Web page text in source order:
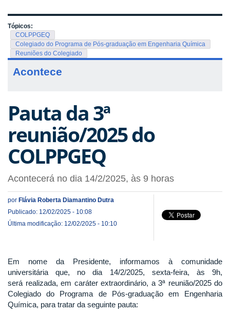
Tópicos:
COLPPGEQ
Colegiado do Programa de Pós-graduação em Engenharia Química
Reuniões do Colegiado
Acontece
Pauta da 3ª
reunião/2025 do
COLPPGEQ
Acontecerá no dia 14/2/2025, às 9 horas
por Flávia Roberta Diamantino Dutra
Publicado: 12/02/2025 - 10:08
Última modificação: 12/02/2025 - 10:10
Em nome da Presidente, informamos à comunidade
universitária que, no dia 14/2/2025, sexta-feira, às 9h,
será realizada, em caráter extraordinário, a 3ª reunião/2025 do
Colegiado do Programa de Pós-graduação em Engenharia
Química, para tratar da seguinte pauta: